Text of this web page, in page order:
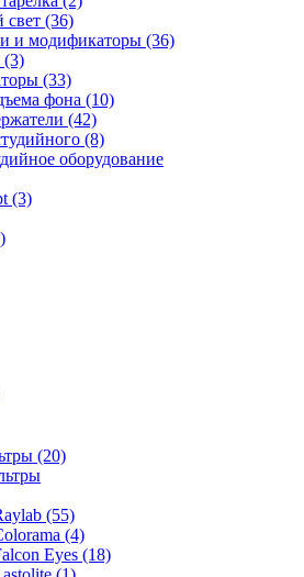
(36)
и модификаторы (36)
(3)
(33)
фона (10)
(42)
(8)
оборудование
(3)
(20)
(55)
(4)
Eyes (18)